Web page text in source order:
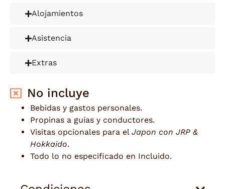
Alojamientos
Asistencia
Extras
No incluye
Bebidas y gastos personales.
Propinas a guías y conductores.
Visitas opcionales para el Japon con JRP &
Hokkaido.
Todo lo no especificado en Incluido.